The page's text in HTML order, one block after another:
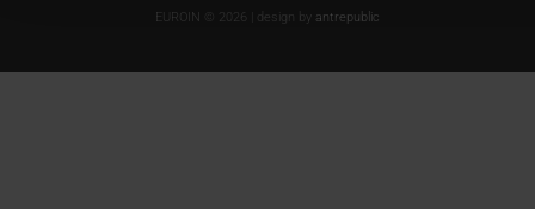
EUROIN © 2026 | design by antrepublic